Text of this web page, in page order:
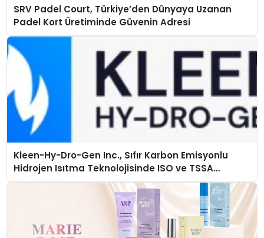
SRV Padel Court, Türkiye’den Dünyaya Uzanan
Padel Kort Üretiminde Güvenin Adresi
Kleen-Hy-Dro-Gen Inc., Sıfır Karbon Emisyonlu
Hidrojen Isıtma Teknolojisinde ISO ve TSSA
Düzenleyici Onaylarını Aldı